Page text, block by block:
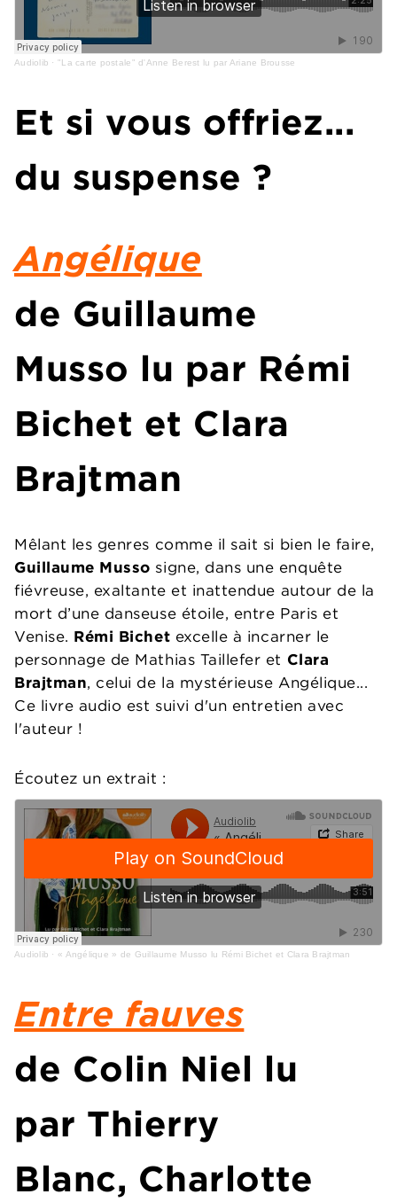
Audiolib · "La carte postale" d'Anne Berest lu par Ariane Brousse
Et si vous offriez...
du suspense ?
Angélique
de Guillaume
Musso lu par Rémi
Bichet et Clara
Brajtman
Mêlant les genres comme il sait si bien le faire,
Guillaume Musso signe, dans une enquête
fiévreuse, exaltante et inattendue autour de la
mort d’une danseuse étoile, entre Paris et
Venise. Rémi Bichet excelle à incarner le
personnage de Mathias Taillefer et Clara
Brajtman, celui de la mystérieuse Angélique...
Ce livre audio est suivi d'un entretien avec
l'auteur !
Écoutez un extrait :
Audiolib · « Angélique » de Guillaume Musso lu Rémi Bichet et Clara Brajtman
Entre fauves
de Colin Niel lu
par Thierry
Blanc, Charlotte